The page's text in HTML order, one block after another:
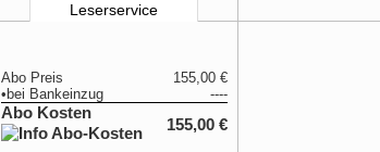
Abo Preis
155,00 €
• bei Bankeinzug ----
Abo Kosten
155,00 €